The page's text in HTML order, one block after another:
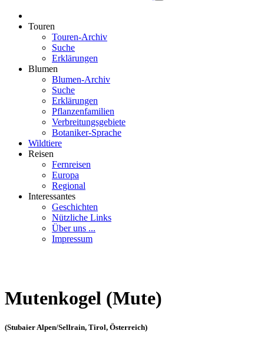
Touren
Touren-Archiv
Suche
Erklärungen
Blumen
Blumen-Archiv
Suche
Erklärungen
Pflanzenfamilien
Verbreitungsgebiete
Botaniker-Sprache
Wildtiere
Reisen
Fernreisen
Europa
Regional
Interessantes
Geschichten
Nützliche Links
Über uns ...
Impressum
Mutenkogel (Mute)
(Stubaier Alpen/Sellrain, Tirol, Österreich)